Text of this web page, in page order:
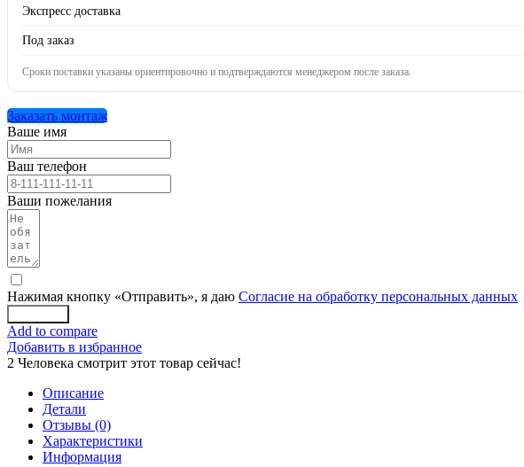
Экспресс доставка
Под заказ
Сроки поставки указаны ориентировочно и подтверждаются менеджером после заказа.
Заказать монтаж
Ваше имя
Ваш телефон
Ваши пожелания
Нажимая кнопку «Отправить», я даю Согласие на обработку персональных данных
Add to compare
Добавить в избранное
2 Человека смотрит этот товар сейчас!
Описание
Детали
Отзывы (0)
Характеристики
Информация